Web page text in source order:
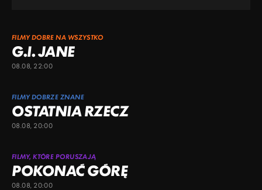
FILMY DOBRE NA WSZYSTKO
G.I. JANE
08.08, 22:00
FILMY DOBRZE ZNANE
OSTATNIA RZECZ
08.08, 20:00
FILMY, KTÓRE PORUSZAJĄ
POKONAĆ GÓRĘ
08.08, 20:00